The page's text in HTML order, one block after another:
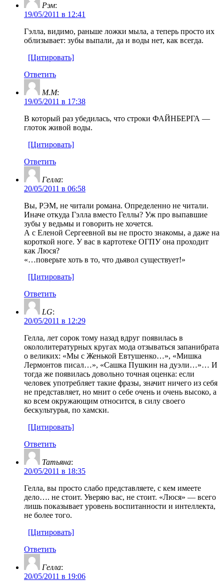
Рэм:
19/05/2011 в 12:41
Гэлла, видимо, раньше ложки мыла, а теперь просто их
облизывает: зубы выпали, да и воды нет, как всегда.
[Цитировать]
Ответить
M.M:
19/05/2011 в 17:38
В который раз убедилась, что строки ФАЙНБЕРГА —
глоток живой воды.
[Цитировать]
Ответить
Гелла:
20/05/2011 в 06:58
Вы, РЭМ, не читали романа. Определенно не читали.
Иначе откуда Гэлла вместо Геллы? Уж про выпавшие
зубы у ведьмы и говорить не хочется.
А с Еленой Сергеевной вы не просто знакомы, а даже на
короткой ноге. У вас в картотеке ОГПУ она проходит
как Люся?
«…поверьте хоть в то, что дьявол существует!»
[Цитировать]
Ответить
LG:
20/05/2011 в 12:29
Гелла, лет сорок тому назад вдруг появилась в
окололитературных кругах мода отзываться запанибрата
о великих: «Мы с Женькой Евтушенко…», «Мишка
Лермонтов писал…», «Сашка Пушкин на дуэли…»… И
тогда же появилась довольно точная оценка: если
человек употребляет такие фразы, значит ничего из себя
не представляет, но мнит о себе очень и очень высоко, а
ко всем окружающим относится, в силу своего
бескультурья, по хамски.
[Цитировать]
Ответить
Татьяна:
20/05/2011 в 18:35
Гелла, вы просто слабо представляете, с кем имеете
дело…. не стоит. Уверяю вас, не стоит. «Люся» — всего
лишь показывает уровень воспитанности и интеллекта,
не более того.
[Цитировать]
Ответить
Гелла:
20/05/2011 в 19:06